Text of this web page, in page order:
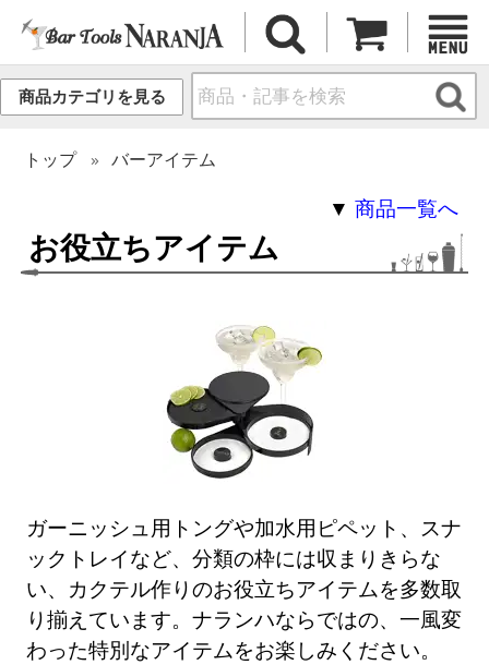
商品カテゴリを見る
トップ バーアイテム
お役立ちアイテム
▼商品一覧へ
ガーニッシュ用トングや加水用ピペット、スナ
ックトレイなど、分類の枠には収まりきらな
い、カクテル作りのお役立ちアイテムを多数取
り揃えています。ナランハならではの、一風変
わった特別なアイテムをお楽しみください。